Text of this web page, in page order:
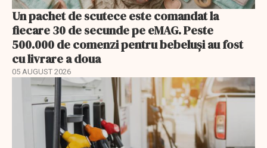
Un pachet de scutece este comandat la
fiecare 30 de secunde pe eMAG. Peste
500.000 de comenzi pentru bebeluși au fost
cu livrare a doua
05 AUGUST 2026